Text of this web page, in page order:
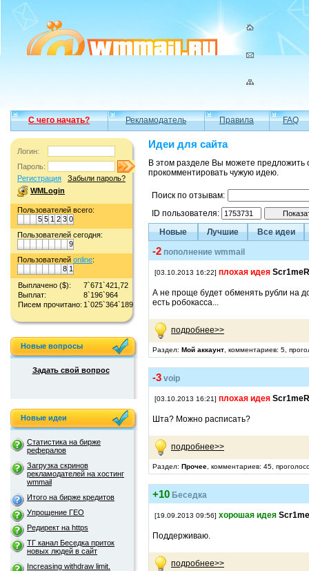
С чего начать? Рекламодатель Правила FAQ
Логин:
Пароль:
Регистрация
Забыли пароль?
WMLogin
Пользователей всего:
5 5 1 2 3 0
Пользователей сегодня:
9
Пользователей online:
8 1
Выплачено ($):
7`671`421,72
Выплат:
8`196`964
Писем прочитано: 1`025`364`189
Новые вопросы
Задать свой вопрос
Новые идеи
Статистика на бирже
рефералов
Загрузка скринов
рекламодателей на хостинг
wmmail
Итого на бирже кредитов
Упрощение ГЕО
Редирект на https
ТГ канал Беседка приток
новых людей в сайт
Increasing withdraw limit.
Идеи для сайта
В этом разделе Вы можете
прокомментировать чужую идею.
Поиск по отзывам:
ID пользователя:
Новые
Лучшие Все идеи
-2 пополнение wmmail
[03.10.2013 16:22] плохая идея Scr1meR
А не проще будет обменять рубли на
есть робокасса...
подробнее>>
Раздел: Мой аккаунт , комментариев: 5,
-3 voip
[03.10.2013 16:21] плохая идея Scr1meR
Шта? Можно расписать?
подробнее>>
Раздел: Прочее , комментариев: 45,
+10 Беседка
[19.09.2013 09:56] хорошая идея
Поддерживаю.
подробнее>>